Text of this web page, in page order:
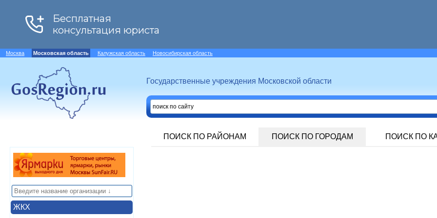
Москва Московская область Калужская область Новосибирская область
Государственные учреждения Московской области
ПОИСК ПО РАЙОНАМ ПОИСК ПО ГОРОДАМ ПОИСК ПО
ЖКХ